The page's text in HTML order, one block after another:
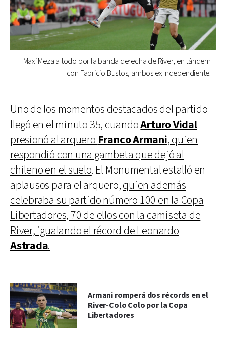
Maxi Meza a todo por la banda derecha de River, en tándem
con Fabricio Bustos, ambos ex Independiente.
Uno de los momentos destacados del partido
llegó en el minuto 35, cuandoArturo Vidal
presionó al arquero Franco Armani, quien
respondió con una gambeta que dejó al
chileno en el suelo. El Monumental estalló en
aplausos para el arquero,quien además
celebraba su partido número 100 en la Copa
Libertadores, 70 de ellos con la camiseta de
River, igualando el récord de Leonardo
Astrada.
Armani romperá dos récords en el
River-Colo Colo por la Copa
Libertadores